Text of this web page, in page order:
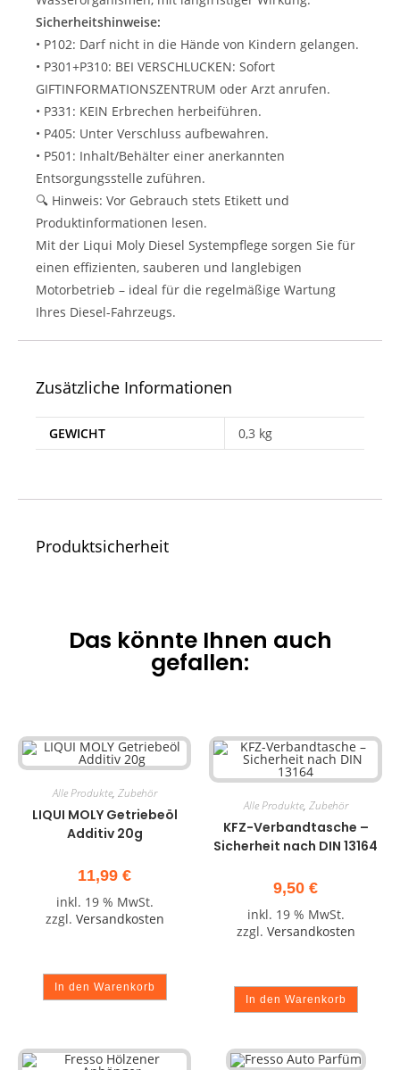
Sicherheitshinweise:
• P102: Darf nicht in die Hände von Kindern gelangen.
• P301+P310: BEI VERSCHLUCKEN: Sofort
GIFTINFORMATIONSZENTRUM oder Arzt anrufen.
• P331: KEIN Erbrechen herbeiführen.
• P405: Unter Verschluss aufbewahren.
• P501: Inhalt/Behälter einer anerkannten
Entsorgungsstelle zuführen.
🔍 Hinweis: Vor Gebrauch stets Etikett und
Produktinformationen lesen.
Mit der Liqui Moly Diesel Systempflege sorgen Sie für
einen effizienten, sauberen und langlebigen
Motorbetrieb – ideal für die regelmäßige Wartung
Ihres Diesel-Fahrzeugs.
Zusätzliche Informationen
GEWICHT 0,3 kg
Produktsicherheit
Das könnte Ihnen auch
gefallen:
Alle Produkte, Zubehör
LIQUI MOLY Getriebeöl
Additiv 20g
11,99 €
inkl. 19 % MwSt.
zzgl. Versandkosten
In den Warenkorb
Alle Produkte, Zubehör
KFZ-Verbandtasche –
Sicherheit nach DIN 13164
9,50 €
inkl. 19 % MwSt.
zzgl. Versandkosten
In den Warenkorb